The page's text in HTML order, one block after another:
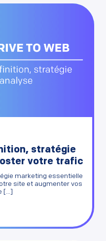
stratégie
votre trafic
marketing essentielle
site et augmenter vos